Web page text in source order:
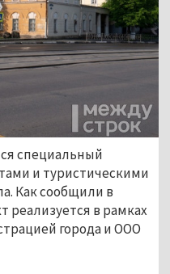
специальный
и туристическими
Как сообщили в
реализуется в рамках
города и ООО